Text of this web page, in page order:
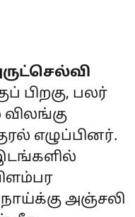
பிறகு, பலர்
எழுப்பினர்.
அஞ்சலி